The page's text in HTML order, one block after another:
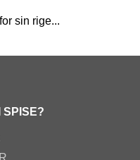
sin rige...
SPISE?